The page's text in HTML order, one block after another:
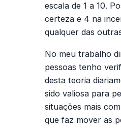
escala de 1 a 10.
certeza e 4 na
qualquer das
No meu trabalho
pessoas tenho
desta teoria
sido valiosa para
situações mais
que faz mover as